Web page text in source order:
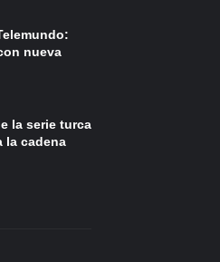
nueva
la serie turca
la cadena